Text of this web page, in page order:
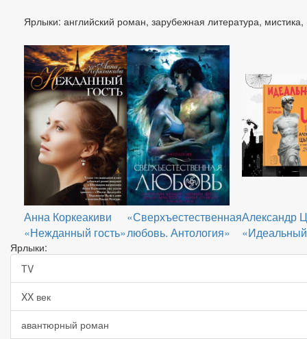
Ярлыки: английский роман, зарубежная литература,
Анна Коркеакиви
«Нежданный гость»
«Сверхъестественная
любовь. Антология»
Александр
Ярлыки:
TV
XX век
авантюрный роман